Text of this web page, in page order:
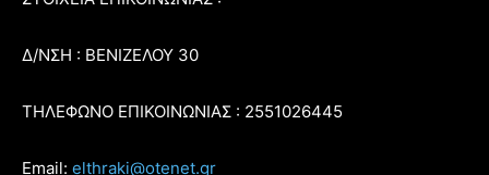
Δ/ΝΣΗ : ΒΕΝΙΖΕΛΟΥ 30
ΤΗΛΕΦΩΝΟ ΕΠΙΚΟΙΝΩΝΙΑΣ : 2551026445
Email: elthraki@otenet.gr